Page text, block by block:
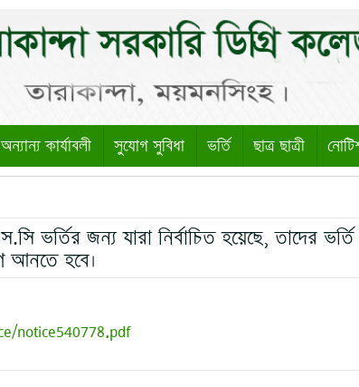
অন্যান্য কার্যাবলী সুযোগ সুবিধা ভর্তি ছাত্র ছাত্রী
ভর্তির জন্য যারা নির্বাচিত হয়েছে, তাদের ভর্তি
আনতে হবে।
notice540778.pdf